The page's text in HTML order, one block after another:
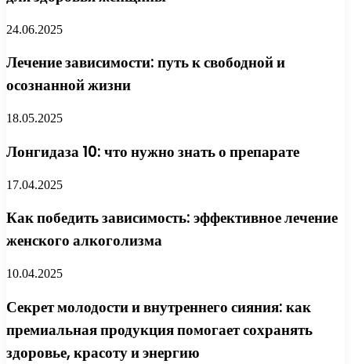
24.06.2025
Лечение зависимости: путь к свободной и
осознанной жизни
18.05.2025
Лонгидаза 10: что нужно знать о препарате
17.04.2025
Как победить зависимость: эффективное лечение
женского алкоголизма
10.04.2025
Секрет молодости и внутреннего сияния: как
премиальная продукция помогает сохранять
здоровье, красоту и энергию